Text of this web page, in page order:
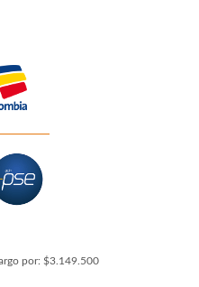
por: $3.149.500